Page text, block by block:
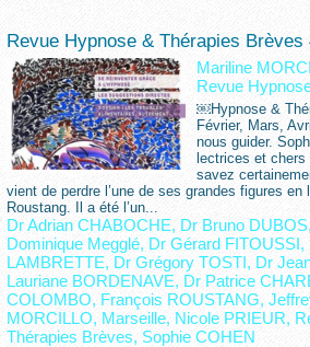
Revue Hypnose & Thérapies Brèves
Mariline
Revue
￼Hypnose &
Février, Mars,
nous guider.
lectrices et
savez
vient de perdre l’une de ses grandes figures en
Roustang. Il a été l’un...
Dr Adrian CHABOCHE, Dr Bruno DUBOS,
Dominique Megglé, Dr Gérard FITOUSSI,
LAMBRETTE, Dr Grégory TOSTI, Dr
Lauriane BORDENAVE, Dr Patrice
COLOMBO, François ROUSTANG,
MORCILLO, Marseille, Nicole PRIEUR,
Thérapies Brèves, Sophie COHEN